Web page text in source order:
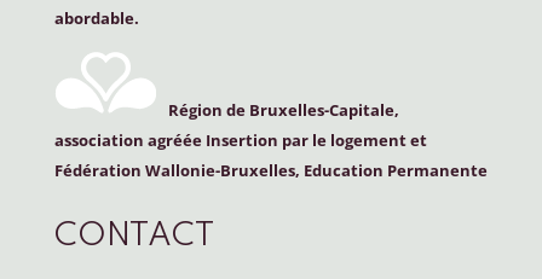
abordable.
Région de Bruxelles-Capitale,
association agréée Insertion par le logement et
Fédération Wallonie-Bruxelles, Education Permanente
CONTACT